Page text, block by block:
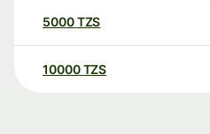
5000TZS
10000 TZS